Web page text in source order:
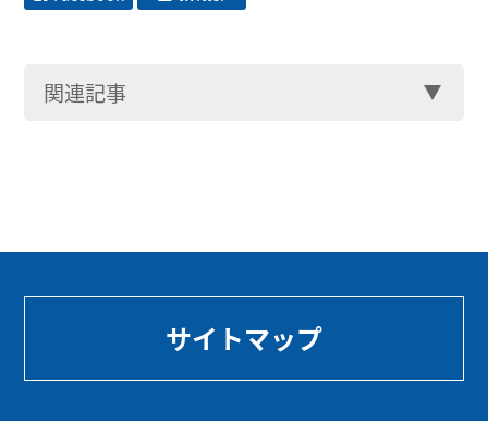
関連記事
サイトマップ